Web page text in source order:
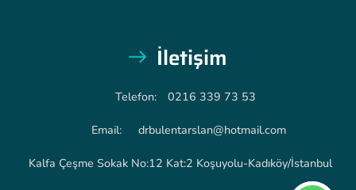
İletişim
Telefon: 0216 339 73 53
Email: drbulentarslan@hotmail.com
Kalfa Çeşme Sokak No:12 Kat:2 Koşuyolu-Kadıköy/İstanbul